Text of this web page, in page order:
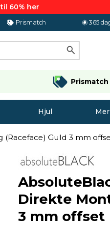
60% her
Prismatch 365
Prismatch
Hjul
Guld 3 mm
Direkte
3 mm offset